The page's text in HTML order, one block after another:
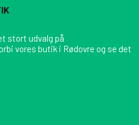
stort udvalg på
vores butik i Rødovre og se det